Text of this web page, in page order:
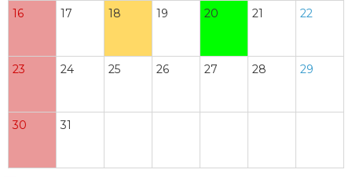
16 17 18 19 20 21 22
23 24 25 26 27 28 29
30 31